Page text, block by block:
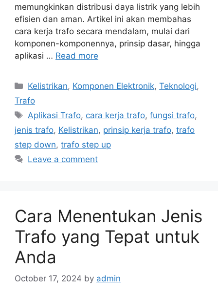
memungkinkan distribusi daya listrik yang lebih
efisien dan aman. Artikel ini akan membahas
cara kerja trafo secara mendalam, mulai dari
komponen-komponennya, prinsip dasar, hingga
aplikasi … Read more
Categories
Kelistrikan, Komponen Elektronik,Teknologi,
Trafo
Tags
Aplikasi Trafo, cara kerja trafo,fungsi trafo,
jenis trafo, Kelistrikan, prinsip kerja trafo, trafo
step down, trafo step up
Leave a comment
Cara Menentukan Jenis
Trafo yang Tepat untuk
Anda
October 17, 2024 by admin